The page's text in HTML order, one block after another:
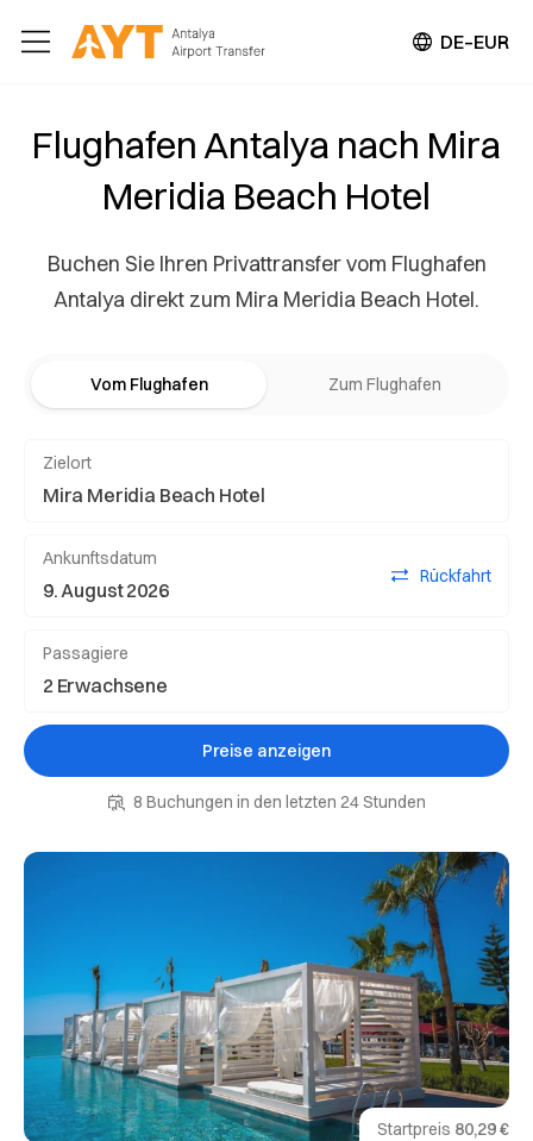
DE–EUR
Flughafen Antalya nach Mira
Meridia Beach Hotel
Buchen Sie Ihren Privattransfer vom Flughafen
Antalya direkt zum Mira Meridia Beach Hotel.
Startpreis 80,29 €
Vom Flughafen Zum Flughafen
Zielort
Ankunftsdatum
Rückfahrt
Passagiere
Preise anzeigen
8 Buchungen in den letzten 24 Stunden